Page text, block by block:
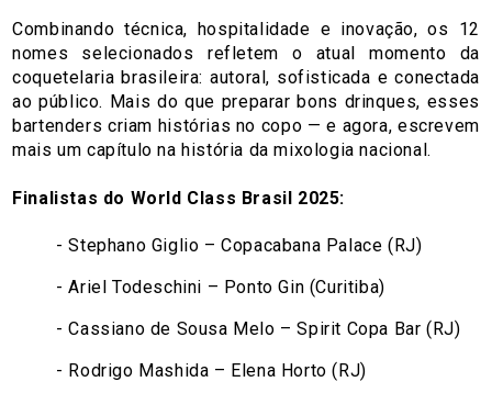
Combinando técnica, hospitalidade e inovação, os 12
nomes selecionados refletem o atual momento da
coquetelaria brasileira: autoral, sofisticada e conectada
ao público. Mais do que preparar bons drinques, esses
bartenders criam histórias no copo — e agora, escrevem
mais um capítulo na história da mixologia nacional.
Finalistas do World Class Brasil 2025:
- Stephano Giglio – Copacabana Palace (RJ)
- Ariel Todeschini – Ponto Gin (Curitiba)
- Cassiano de Sousa Melo – Spirit Copa Bar (RJ)
- Rodrigo Mashida – Elena Horto (RJ)